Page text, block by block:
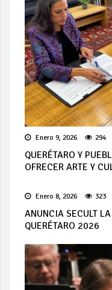
Enero 9, 2026 294
QUERÉTARO Y
OFRECER ARTE Y
Enero 8, 2026 323
ANUNCIA SECULT
QUERÉTARO 2026